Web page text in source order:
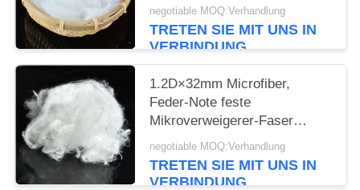
negotiable MOQ:Verhandlung
TRETEN SIE MIT UNS IN
VERBINDUNG
1.2D×32mm Microfiber,
Feder-Note feste
Mikroverweigerer-Faser
Siliconized
negotiable MOQ:Verhandlung
TRETEN SIE MIT UNS IN
VERBINDUNG